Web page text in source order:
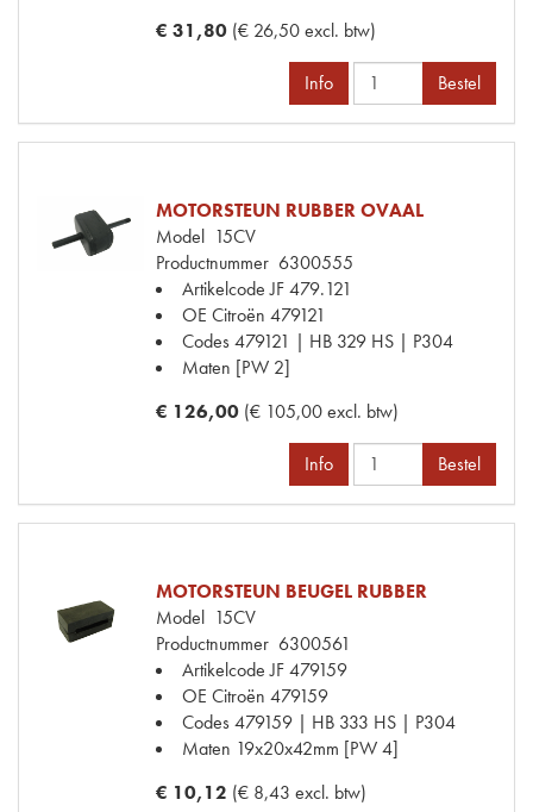
€ 31,80 (€ 26,50 excl. btw)
Info Bestel
MOTORSTEUN RUBBER OVAAL
Model 15CV
Productnummer 6300555
Artikelcode JF479.121
OE Citroën 479121
Codes479121 | HB 329 HS | P304
Maten [PW 2]
€ 126,00 (€ 105,00 excl. btw)
Info Bestel
MOTORSTEUN BEUGEL RUBBER
Model 15CV
Productnummer 6300561
Artikelcode JF479159
OE Citroën 479159
Codes479159 | HB 333 HS | P304
Maten 19x20x42mm [PW 4]
€ 10,12 (€ 8,43 excl. btw)